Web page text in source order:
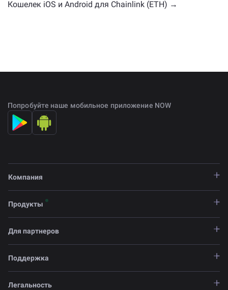
Кошелек iOS и Android для Chainlink (ETH) →
Попробуйте наше мобильное приложение NOW
Компания
Продукты
Для партнеров
Поддержка
Легальность